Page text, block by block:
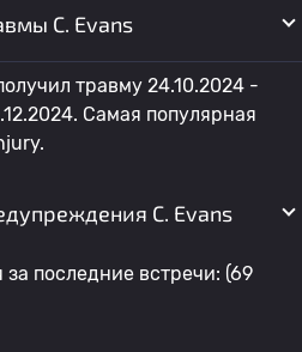
C. Evans
травму 24.10.2024 -
Самая популярная
C. Evans
последние встречи: (69